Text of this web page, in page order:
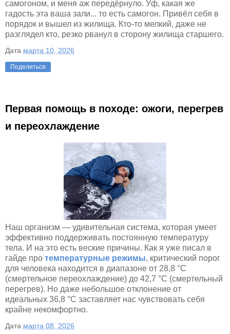
самогоном, и меня аж передёрнуло. Уф, какая же
гадость эта ваша зали... то есть самогон. Привёл себя в
порядок и вышел из жилища. Кто-то мелкий, даже не
разглядел кто, резко рванул в сторону жилища старшего.
Дата марта 10, 2026
Поделиться
Первая помощь в походе: ожоги, перегрев
и переохлаждение
Наш организм — удивительная система, которая умеет
эффективно поддерживать постоянную температуру
тела. И на это есть веские причины. Как я уже писал в
гайде про температурные режимы, критический порог
для человека находится в диапазоне от 28,8 °C
(смертельное переохлаждение) до 42,7 °C (смертельный
перегрев). Но даже небольшое отклонение от
идеальных 36,8 °C заставляет нас чувствовать себя
крайне некомфортно.
Дата марта 08, 2026